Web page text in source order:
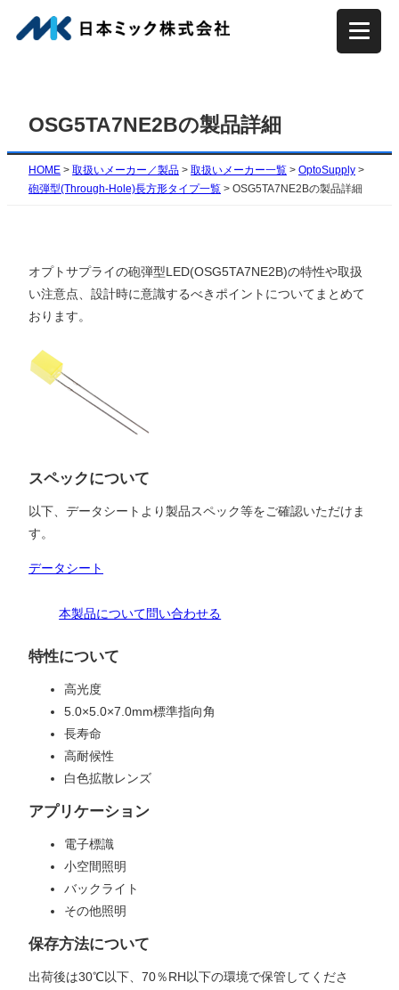
容
プ
OSG5TA7NE2Bの製品詳細
HOME > 取扱いメーカー／製品 > 取扱いメーカー一覧 > OptoSupply >
砲弾型(Through-Hole)長方形タイプ一覧 > OSG5TA7NE2Bの製品詳細
オプトサプライの砲弾型LED(OSG5TA7NE2B)の特性や取扱
い注意点、設計時に意識するべきポイントについてまとめて
おります。
スペックについて
以下、データシートより製品スペック等をご確認いただけま
す。
データシート
本製品について問い合わせる
特性について
高光度
5.0×5.0×7.0mm標準指向角
長寿命
高耐候性
白色拡散レンズ
アプリケーション
電子標識
小空間照明
バックライト
その他照明
保存方法について
出荷後は30℃以下、70％RH以下の環境で保管してくださ